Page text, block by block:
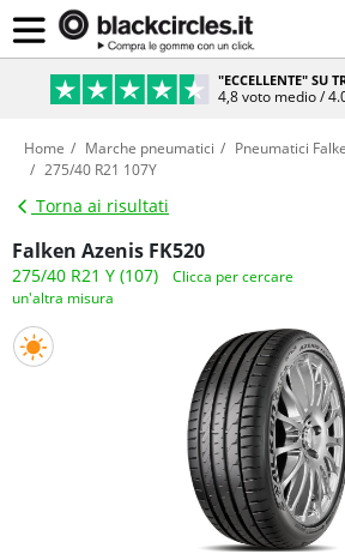
"ECCELLENTE" SU
4,8 voto medio /
Home Marche pneumatici Pneumatici
275/40 R21 107Y
Torna ai risultati
Falken Azenis FK520
275/40 R21 Y (107)
Clicca per cercare
un'altra misura